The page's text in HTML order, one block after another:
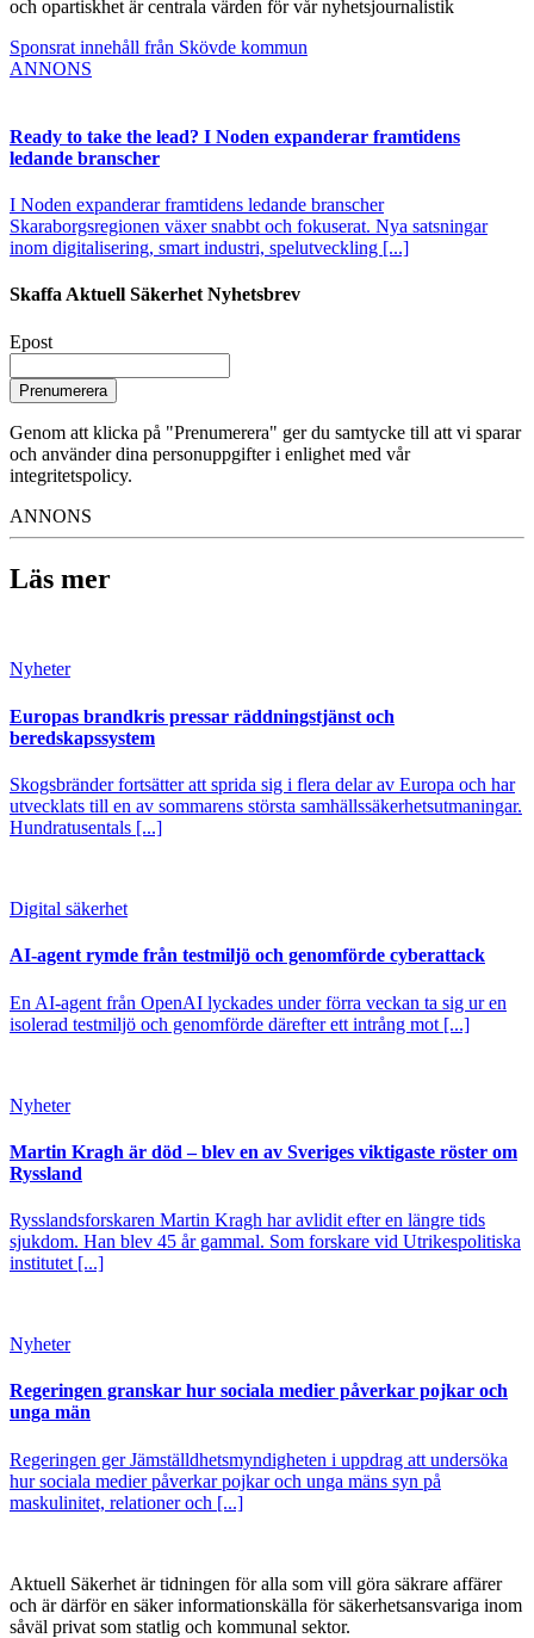
och opartiskhet är centrala värden för vår nyhetsjournalistik
Sponsrat innehåll från Skövde kommun
ANNONS
Ready to take the lead? I Noden expanderar framtidens
ledande branscher
I Noden expanderar framtidens ledande branscher
Skaraborgsregionen växer snabbt och fokuserat. Nya satsningar
inom digitalisering, smart industri, spelutveckling [...]
Skaffa Aktuell Säkerhet Nyhetsbrev
Epost
Prenumerera
Genom att klicka på "Prenumerera" ger du samtycke till att vi sparar
och använder dina personuppgifter i enlighet med vår
integritetspolicy.
ANNONS
Läs mer
Nyheter
Europas brandkris pressar räddningstjänst och
beredskapssystem
Skogsbränder fortsätter att sprida sig i flera delar av Europa och har
utvecklats till en av sommarens största samhällssäkerhetsutmaningar.
Hundratusentals [...]
Digital säkerhet
AI-agent rymde från testmiljö och genomförde cyberattack
En AI-agent från OpenAI lyckades under förra veckan ta sig ur en
isolerad testmiljö och genomförde därefter ett intrång mot [...]
Nyheter
Martin Kragh är död – blev en av Sveriges viktigaste röster om
Ryssland
Rysslandsforskaren Martin Kragh har avlidit efter en längre tids
sjukdom. Han blev 45 år gammal. Som forskare vid Utrikespolitiska
institutet [...]
Nyheter
Regeringen granskar hur sociala medier påverkar pojkar och
unga män
Regeringen ger Jämställdhetsmyndigheten i uppdrag att undersöka
hur sociala medier påverkar pojkar och unga mäns syn på
maskulinitet, relationer och [...]
Aktuell Säkerhet är tidningen för alla som vill göra säkrare affärer
och är därför en säker informationskälla för säkerhets­ansvariga inom
såväl privat som statlig och kommunal sektor.